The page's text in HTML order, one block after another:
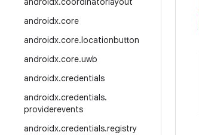
androidx.core
androidx.core.locationbutton
androidx.core.uwb
androidx.credentials
androidx.credentials.
providerevents
androidx.credentials.registry